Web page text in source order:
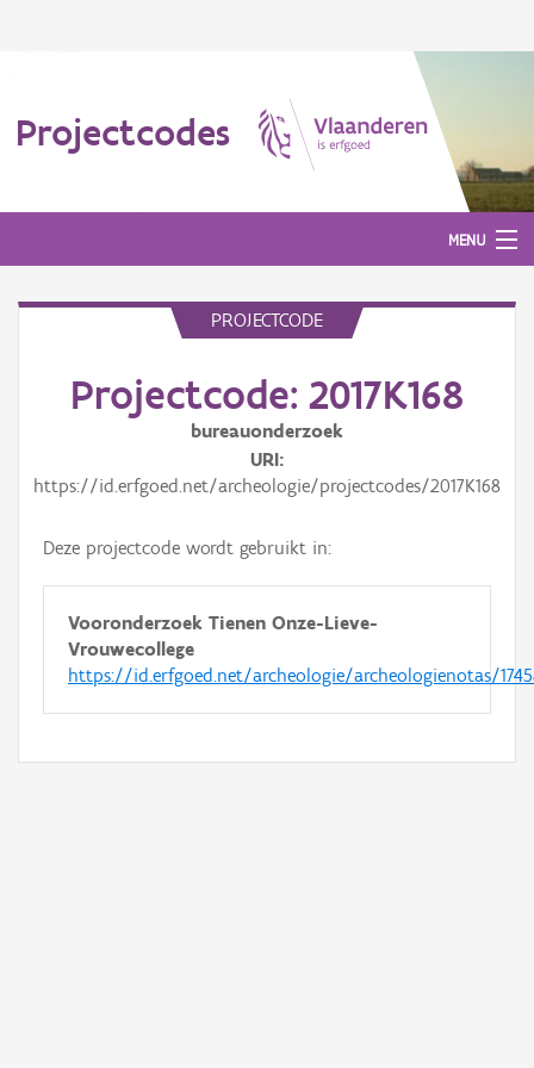
Projectcodes
MENU
PROJECTCODE
Projectcode: 2017K168
bureauonderzoek
URI
https://id.erfgoed.net/archeologie/projectcodes/2017K168
Deze projectcode wordt gebruikt in:
Vooronderzoek Tienen Onze-Lieve-
Vrouwecollege
https://id.erfgoed.net/archeologie/archeologienotas/